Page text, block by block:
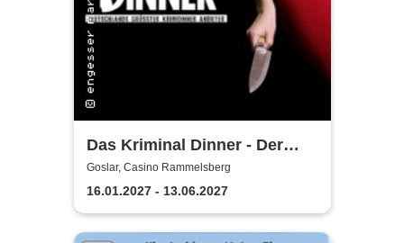
Das Kriminal Dinner - Der
Polterabendkiller
Goslar, Casino Rammelsberg
16.01.2027 - 13.06.2027